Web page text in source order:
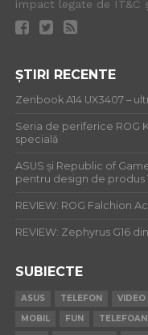
impact legate de IT&C
ȘTIRI RECENTE
Zenbook A14 UX3407 –
Seria de periferice ROG
specială
ASUS și Republic of
pentru design de produs
REVIEW: ROG Falchion
REVIEW: Zephyrus G16
SUBIECTE
ASUS TELEFON VIDEO
MOBIL
FUN